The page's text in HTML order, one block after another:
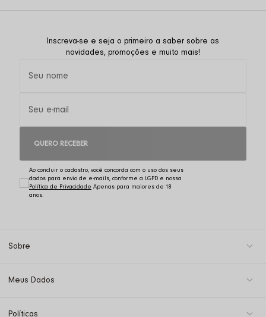
Inscreva-se e seja o primeiro a saber sobre as
novidades, promoções e muito mais!
QUERO RECEBER
Ao concluir o cadastro, você concorda com o uso dos seus
dados para envio de e-mails, conforme a LGPD e nossa
Política de Privacidade
Sobre
Meus Dados
Políticas